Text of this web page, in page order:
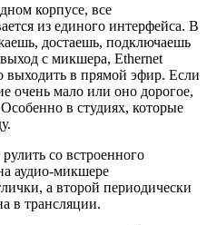
корпусе, все
из единого интерфейса. В
достаешь, подключаешь
с микшера, Ethernet
выходить в прямой эфир. Если
очень мало или оно дорогое,
в студиях, которые
со встроенного
аудио-микшере
а второй периодически
в трансляции.